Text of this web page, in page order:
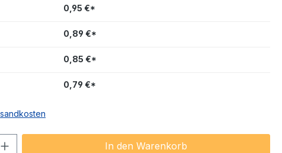
0,95 €*
0,89 €*
0,85 €*
0,79 €*
Gib den gewünschten Wert ein oder
In den Warenkorb